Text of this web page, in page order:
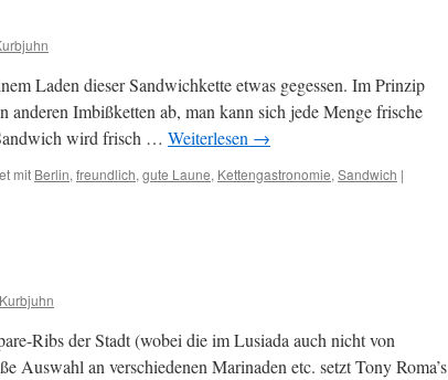
Laden dieser Sandwichkette etwas gegessen. Im Prinzip
anderen Imbißketten ab, man kann sich jede Menge frische
wird frisch … Weiterlesen →
mit Berlin, freundlich, gute Laune, Kettengastronomie, Sandwich |
Ribs der Stadt (wobei die im Lusiada auch nicht von
Auswahl an verschiedenen Marinaden etc. setzt Tony Roma’s